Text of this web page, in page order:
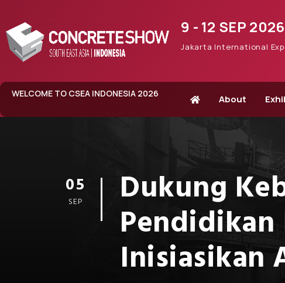
9 - 12 SEP 2026
Jakarta International
WELCOME TO CSEA INDONESIA 2026 About
05
SEP Dukung
Pendidikan
Inisiasikan